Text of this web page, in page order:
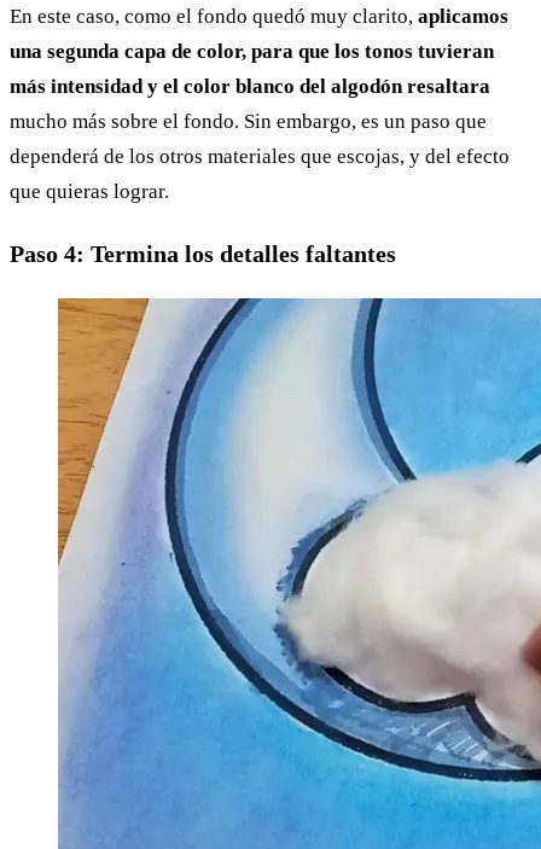
En este caso, como el fondo quedó muy clarito, aplicamos
una segunda capa de color, para que los tonos tuvieran
más intensidad y el color blanco del algodón resaltara
mucho más sobre el fondo. Sin embargo, es un paso que
dependerá de los otros materiales que escojas, y del efecto
que quieras lograr.
Paso 4: Termina los detalles faltantes